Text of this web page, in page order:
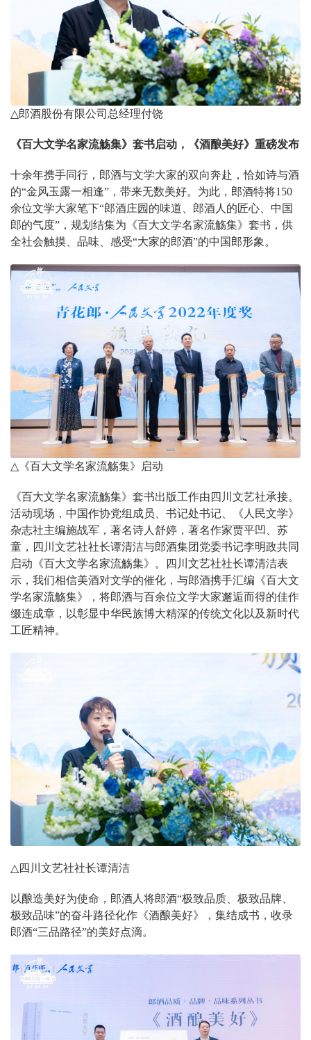
△郎酒股份有限公司总经理付饶
《百大文学名家流觞集》套书启动，《酒酿美好》重磅发布
十余年携手同行，郎酒与文学大家的双向奔赴，恰如诗与酒
的“金风玉露一相逢”，带来无数美好。为此，郎酒特将150
余位文学大家笔下“郎酒庄园的味道、郎酒人的匠心、中国
郎的气度”，规划结集为《百大文学名家流觞集》套书，供
全社会触摸、品味、感受“大家的郎酒”的中国郎形象。
△ 《百大文学名家流觞集》启动
《百大文学名家流觞集》套书出版工作由四川文艺社承接。
活动现场，中国作协党组成员、书记处书记、《人民文学》
杂志社主编施战军，著名诗人舒婷，著名作家贾平凹、苏
童，四川文艺社社长谭清洁与郎酒集团党委书记李明政共同
启动《百大文学名家流觞集》。四川文艺社社长谭清洁表
示，我们相信美酒对文学的催化，与郎酒携手汇编《百大文
学名家流觞集》，将郎酒与百余位文学大家邂逅而得的佳作
缀连成章，以彰显中华民族博大精深的传统文化以及新时代
工匠精神。
△ 四川文艺社社长谭清洁
以酿造美好为使命，郎酒人将郎酒“极致品质、极致品牌、
极致品味”的奋斗路径化作《酒酿美好》，集结成书，收录
郎酒“三品路径”的美好点滴。